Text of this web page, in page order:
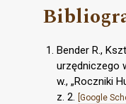
Bender R.,
urzędniczego
w., „Roczniki
z. 2.
[Google